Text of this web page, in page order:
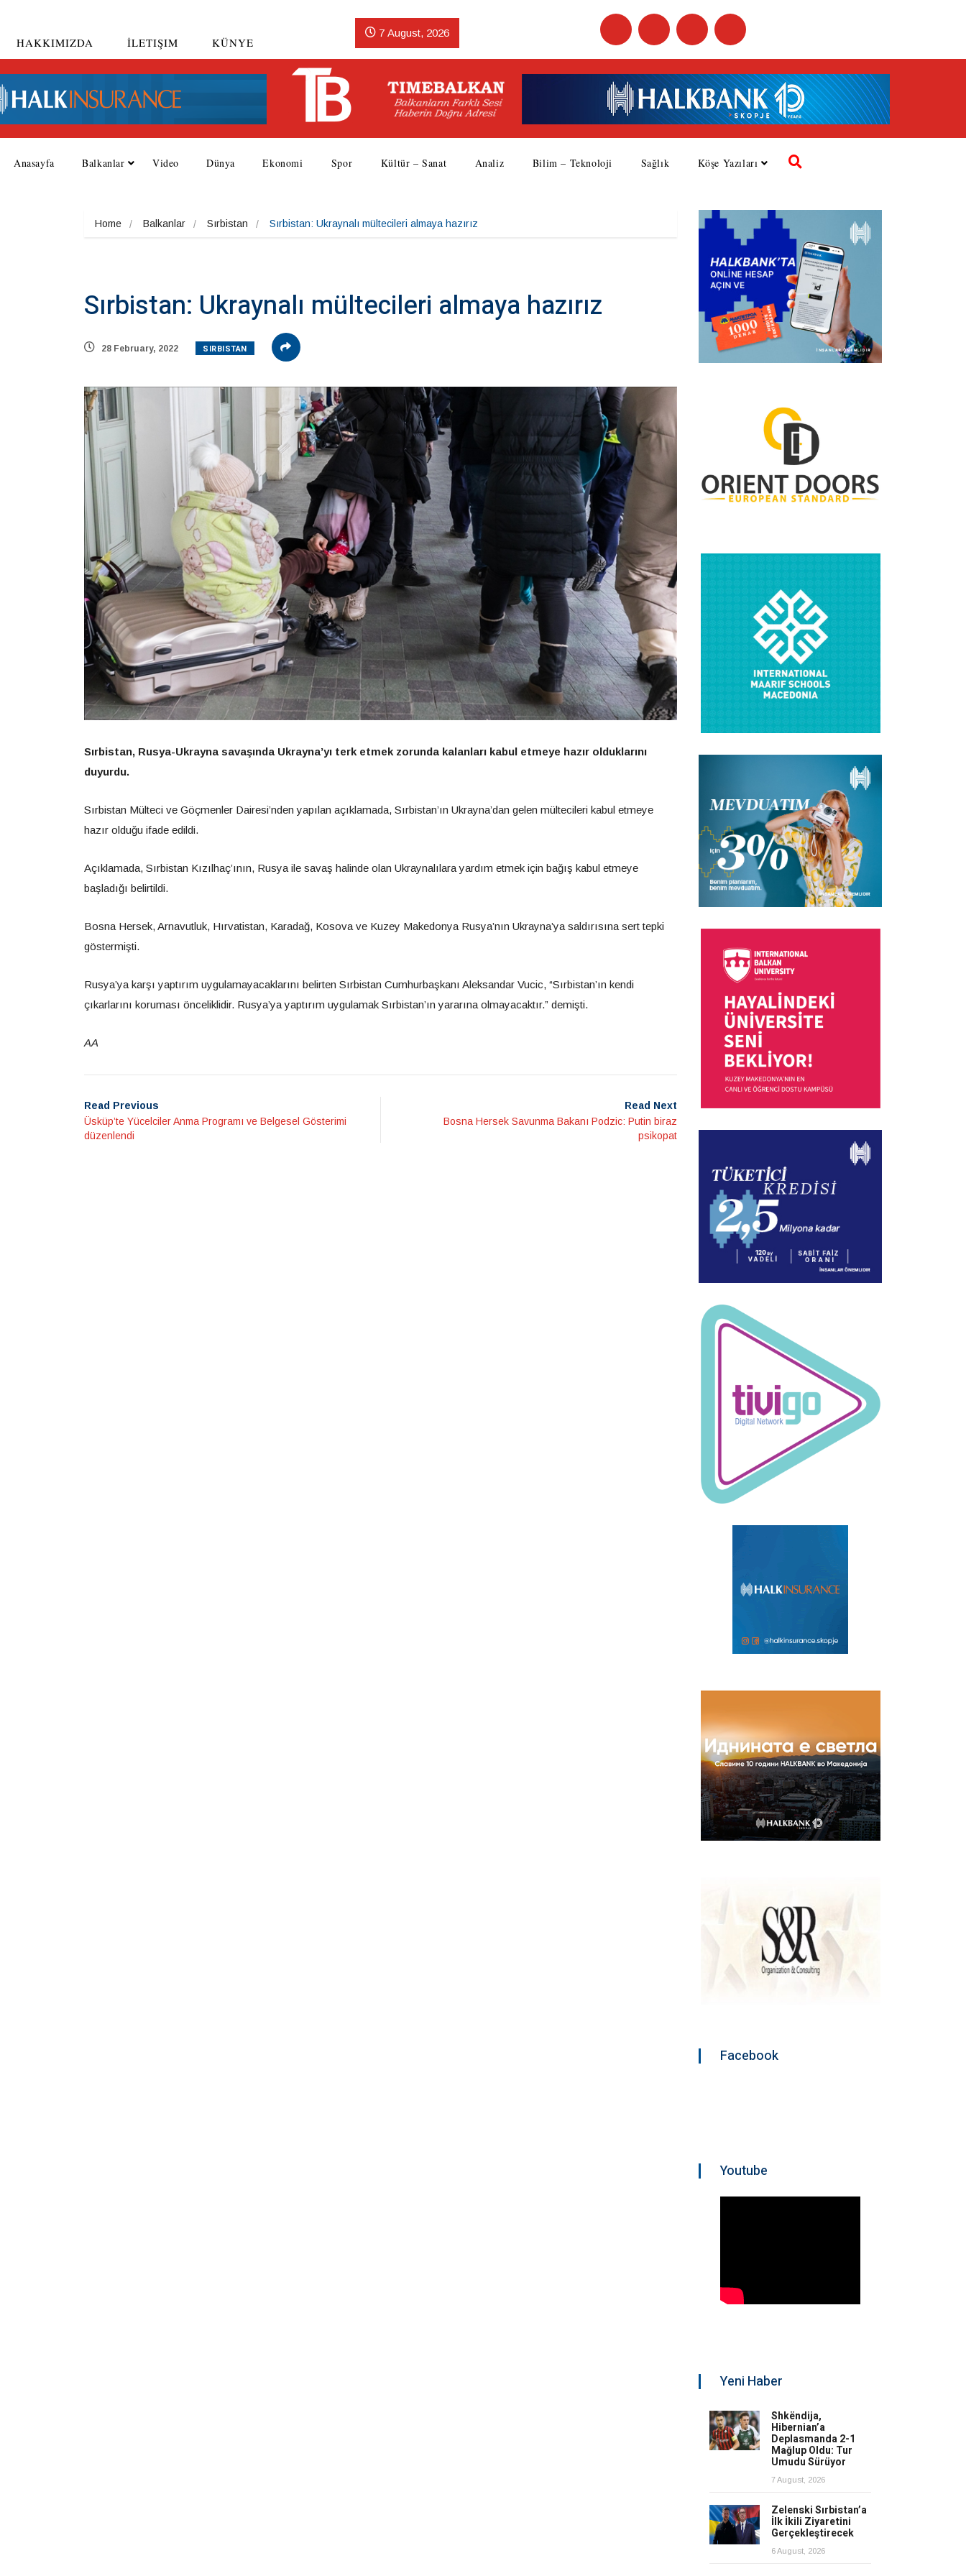
HAKKIMIZDA İLETIŞIM KÜNYE
7 August, 2026
Anasayfa Balkanlar Video Dünya Ekonomi Spor Kültür – Sanat Analiz Bilim – Teknoloji Sağlık Köşe Yazıları
Home Balkanlar Sırbistan Sırbistan: Ukraynalı mültecileri almaya hazırız
Sırbistan: Ukraynalı mültecileri almaya hazırız
28 February, 2022 SIRBISTAN
Sırbistan, Rusya-Ukrayna savaşında Ukrayna’yı terk etmek zorunda kalanları kabul etmeye hazır olduklarını
duyurdu.
Sırbistan Mülteci ve Göçmenler Dairesi’nden yapılan açıklamada, Sırbistan’ın Ukrayna’dan gelen mültecileri kabul etmeye
hazır olduğu ifade edildi.
Açıklamada, Sırbistan Kızılhaç’ının, Rusya ile savaş halinde olan Ukraynalılara yardım etmek için bağış kabul etmeye
başladığı belirtildi.
Bosna Hersek, Arnavutluk, Hırvatistan, Karadağ, Kosova ve Kuzey Makedonya Rusya’nın Ukrayna’ya saldırısına sert tepki
göstermişti.
Rusya’ya karşı yaptırım uygulamayacaklarını belirten Sırbistan Cumhurbaşkanı Aleksandar Vucic, “Sırbistan’ın kendi
çıkarlarını koruması önceliklidir. Rusya’ya yaptırım uygulamak Sırbistan’ın yararına olmayacaktır.” demişti.
AA
Read Previous
Üsküp’te Yücelciler Anma Programı ve Belgesel Gösterimi
düzenlendi
Read Next
Bosna Hersek Savunma Bakanı Podzic: Putin biraz
psikopat
Facebook
Youtube
Yeni Haber
Shkëndija,
Hibernian’a
Deplasmanda 2-1
Mağlup Oldu: Tur
Umudu Sürüyor
7 August, 2026
Zelenski Sırbistan’a
İlk İkili Ziyaretini
Gerçekleştirecek
6 August, 2026